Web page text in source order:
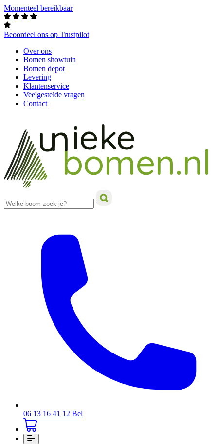
Momenteel bereikbaar
Beoordeel ons op Trustpilot
Over ons
Bomen showtuin
Bomen depot
Levering
Klantenservice
Veelgestelde vragen
Contact
bomen.nl
unieke
06 13 16 41 12 Bel